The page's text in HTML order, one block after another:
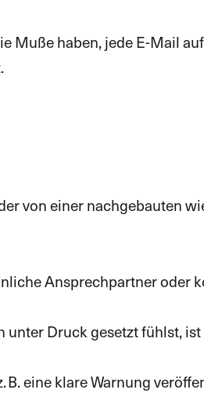
Muße haben, jede E-Mail
von einer nachgebauten
Ansprechpartner oder
Druck gesetzt fühlst,
B. eine klare Warnung